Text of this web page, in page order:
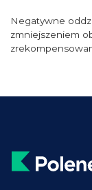
Negatywne
zmniejszeniem